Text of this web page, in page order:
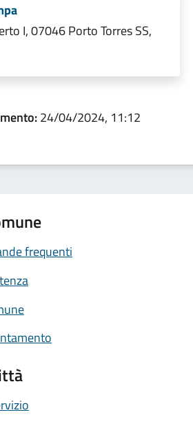
I, 07046 Porto Torres SS,
24/04/2024, 11:12
frequenti